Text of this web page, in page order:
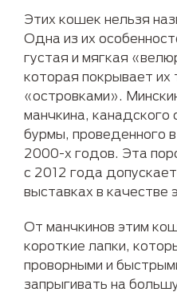
Этих кошек нельзя
Одна из их
густая и мягкая
которая покрывает их
«островками».
манчкина, канадского
бурмы, проведенного
2000-х годов. Эта
с 2012 года
выставках в качестве
От манчкинов этим
короткие лапки,
проворными и
запрыгивать на